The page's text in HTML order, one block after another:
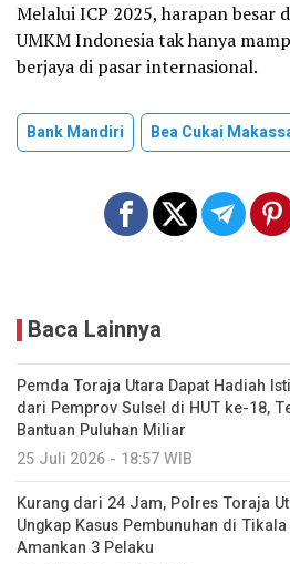
Melalui ICP 2025, harapan besar
UMKM Indonesia tak hanya
berjaya di pasar internasional.
Bank Mandiri Bea Cukai
Baca Lainnya
Pemda Toraja Utara Dapat Hadiah
dari Pemprov Sulsel di HUT ke-18,
Bantuan Puluhan Miliar
25 Juli 2026 - 18:57 WIB
Kurang dari 24 Jam, Polres Toraja
Ungkap Kasus Pembunuhan di
Amankan 3 Pelaku